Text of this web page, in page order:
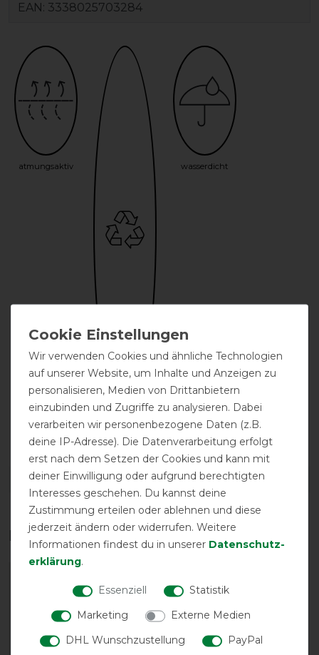
EAN: 3338025703284
atmungsaktiv
Nachhaltig
wasserdicht
DETAILS ZUR PRODUKTSICHERHEIT
Das perfekte Zubehör für dich
Wir verwenden Cookies und ähnliche Technologien
auf unserer Website, um Inhalte und Anzeigen zu
personalisieren, Medien von Drittanbietern
einzubinden und Zugriffe zu analysieren. Dabei
verarbeiten wir personenbezogene Daten (z.B.
deine IP-Adresse). Die Datenverarbeitung erfolgt
erst nach dem Setzen der Cookies und kann mit
deiner Einwilligung oder aufgrund berechtigten
Interesses geschehen. Du kannst deine
Zustimmung erteilen oder ablehnen und diese
jederzeit ändern oder widerrufen. Weitere
Informationen findest du in unserer Daten­schutz­
erklärung.
Essenziell
Statistik
Marketing
Externe Medien
DHL Wunschzustellung
PayPal